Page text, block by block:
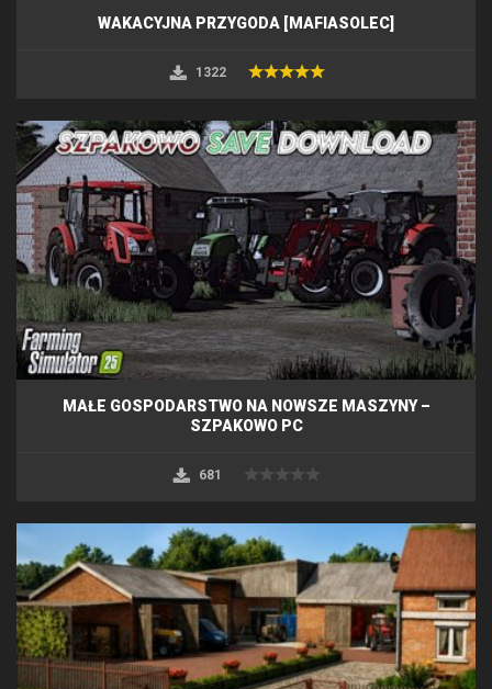
WAKACYJNA PRZYGODA [MAFIASOLEC]
1322
MAŁE GOSPODARSTWO NA NOWSZE MASZYNY –
SZPAKOWO PC
681